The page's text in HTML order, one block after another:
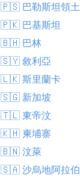
🇵🇸 巴勒斯坦領土
🇵🇰 巴基斯坦
🇧🇭 巴林
🇸🇾 敘利亞
🇱🇰 斯里蘭卡
🇸🇬 新加坡
🇹🇱 東帝汶
🇰🇭 柬埔寨
🇧🇳 汶萊
🇸🇦 沙烏地阿拉伯